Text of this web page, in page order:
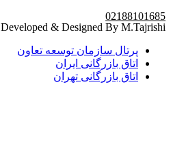
02188101685
Developed & Designed By M.Tajrishi
پرتال سازمان توسعه تعاون
اتاق بازرگانی ایران
اتاق بازرگانی تهران